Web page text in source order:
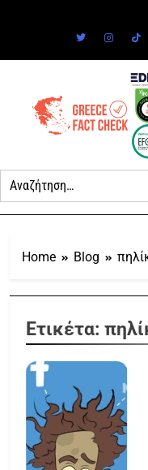
Home Blog
Ετικέτα: